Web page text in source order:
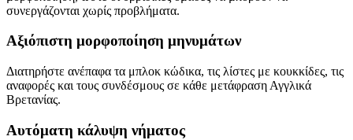
συνεργάζονται χωρίς προβλήματα.
Αξιόπιστη μορφοποίηση μηνυμάτων
Διατηρήστε ανέπαφα τα μπλοκ κώδικα, τις λίστες με κουκκίδες, τις
αναφορές και τους συνδέσμους σε κάθε μετάφραση Αγγλικά
Βρετανίας.
Αυτόματη κάλυψη νήματος